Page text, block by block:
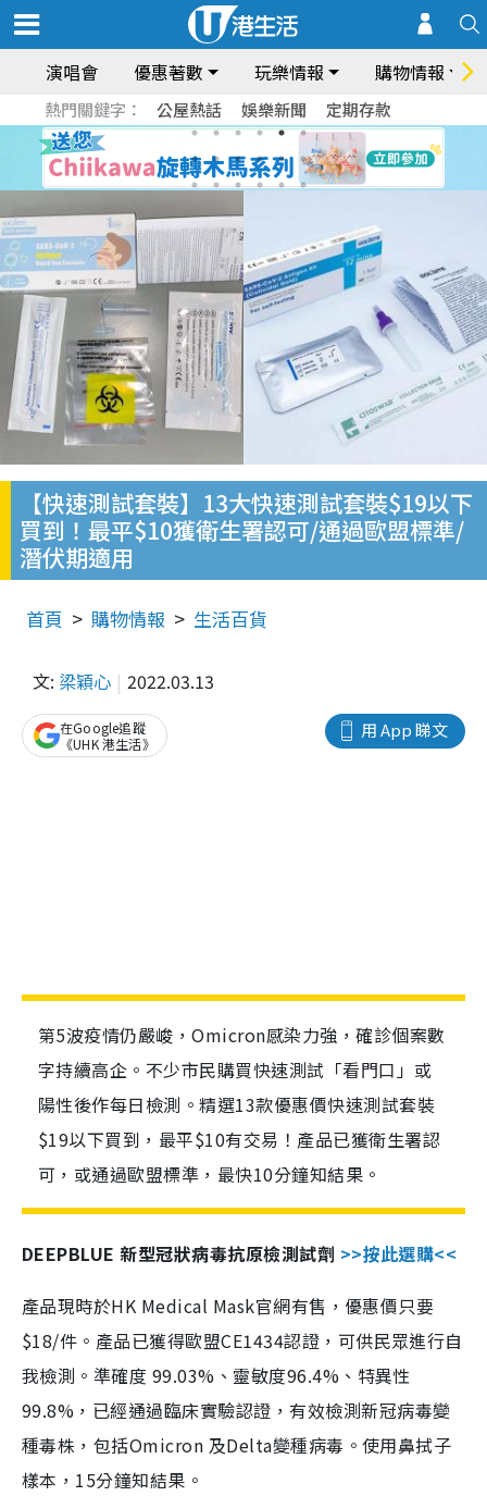
演唱會 優惠著數 玩樂情報 購物情報
熱門關鍵字： 公屋熱話 娛樂新聞 定期存款
【快速測試套裝】13大快速測試套裝$19以下
買到！最平$10獲衛生署認可/通過歐盟標準/
潛伏期適用
首頁 購物情報 生活百貨
文: 梁穎心 2022.03.13
用 App 睇文
在Google追蹤
《UHK 港生活》
第5波疫情仍嚴峻，Omicron感染力強，確診個案數
字持續高企。不少市民購買快速測試「看門口」或
陽性後作每日檢測。精選13款優惠價快速測試套裝
$19以下買到，最平$10有交易！產品已獲衛生署認
可，或通過歐盟標準，最快10分鐘知結果。
DEEPBLUE 新型冠狀病毒抗原檢測試劑 >>按此選購<<
產品現時於HK Medical Mask官網有售，優惠價只要
$18/件。產品已獲得歐盟CE1434認證，可供民眾進行自
我檢測。準確度 99.03%、靈敏度96.4%、特異性
99.8%，已經通過臨床實驗認證，有效檢測新冠病毒變
種毒株，包括Omicron 及Delta變種病毒。使用鼻拭子
樣本，15分鐘知結果。